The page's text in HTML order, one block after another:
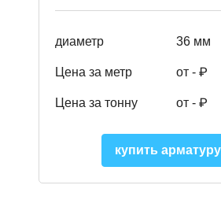
диаметр 36 мм
Цена за метр от - ₽
Цена за тонну от - ₽
купить